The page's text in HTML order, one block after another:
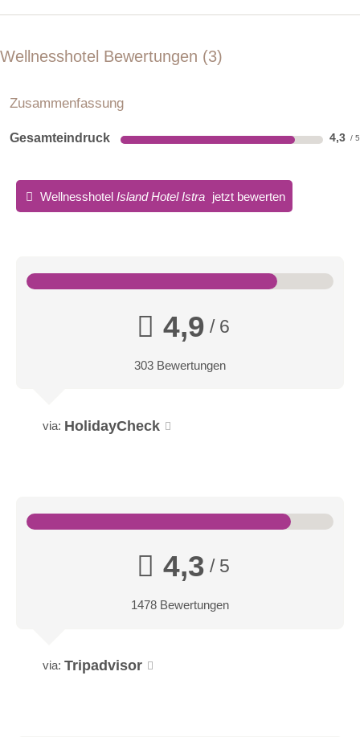
Wellnesshotel Bewertungen 3
Zusammenfassung
Gesamteindruck 4,3
Wellnesshotel Island Hotel Istra jetzt bewerten
4,9 / 6
303 Bewertungen
via: HolidayCheck
4,3 / 5
1478 Bewertungen
via: Tripadvisor